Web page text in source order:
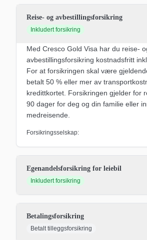
Reise- og avbestillingsforsikring
Inkludert forsikring
Med Cresco Gold Visa har du reise-
avbestillingsforsikring kostnadsfritt
For at forsikringen skal være
betalt 50 % eller mer av
kredittkortet. Forsikringen gjelder for
90 dager for deg og din familie eller
medreisende.
Forsikringsselskap:
Egenandelsforsikring for leiebil
Inkludert forsikring
Betalingsforsikring
Betalt tilleggsforsikring